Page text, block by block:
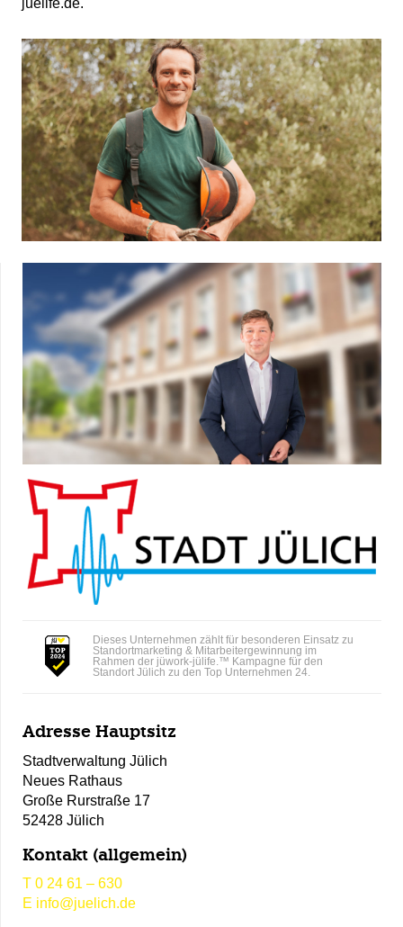
juelife.de.
Dieses Unternehmen zählt für besonderen Einsatz zu
Standortmarketing & Mitarbeitergewinnung im
Rahmen der jüwork-jülife.™ Kampagne für den
Standort Jülich zu den Top Unternehmen 24.
Adresse Hauptsitz
Stadtverwaltung Jülich
Neues Rathaus
Große Rurstraße 17
52428 Jülich
Kontakt (allgemein)
T 0 24 61 – 630
E info@juelich.de